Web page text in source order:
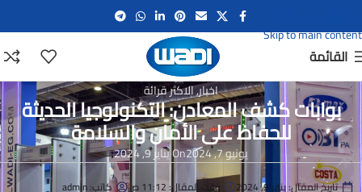
Skip to main content
القائمة
اخبار,الاكثر قرائة
بوابات كشف المعادن: التكنولوجيا الحديثة
للحفاظ على الأمان والسلامة
يونيو 7, 2024 On يناير 9, 2024
تاريخ المقال:يناير 9, 2024 وقت المقال:11:12 ص كاتب:admin